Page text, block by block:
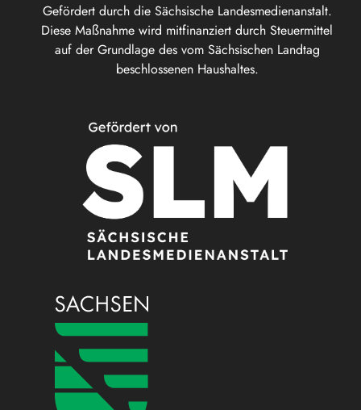
Gefördert durch die Sächsische Landesmedienanstalt.
Diese Maßnahme wird mitfinanziert durch Steuermittel
auf der Grundlage des vom Sächsischen Landtag
beschlossenen Haushaltes.